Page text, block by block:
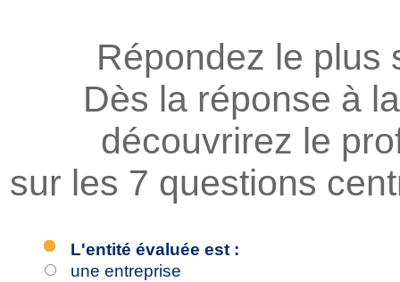
Répondez le plus
Dès la réponse à
découvrirez le
sur les 7 questions
L'entité évaluée est :
une entreprise